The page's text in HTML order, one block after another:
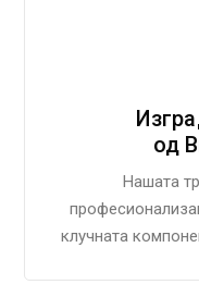
од
Нашата
клучната